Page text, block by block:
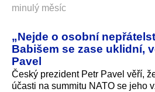
minulý měsíc
„Nejde o osobní
Babišem se zase uklidní,
Pavel
Český prezident Petr Pavel věří,
účasti na summitu NATO se jeho